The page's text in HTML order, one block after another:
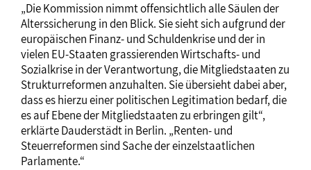
„Die Kommission nimmt offensichtlich alle Säulen der
Alterssicherung in den Blick. Sie sieht sich aufgrund der
europäischen Finanz- und Schuldenkrise und der in
vielen EU-Staaten grassierenden Wirtschafts- und
Sozialkrise in der Verantwortung, die Mitgliedstaaten zu
Strukturreformen anzuhalten. Sie übersieht dabei aber,
dass es hierzu einer politischen Legitimation bedarf, die
es auf Ebene der Mitgliedstaaten zu erbringen gilt“,
erklärte Dauderstädt in Berlin. „Renten- und
Steuerreformen sind Sache der einzelstaatlichen
Parlamente.“